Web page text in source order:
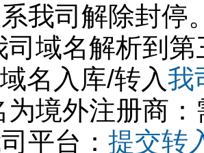
我司解除封停
司域名解析到
名入库/转入我
为境外注册商
平台： 提交转